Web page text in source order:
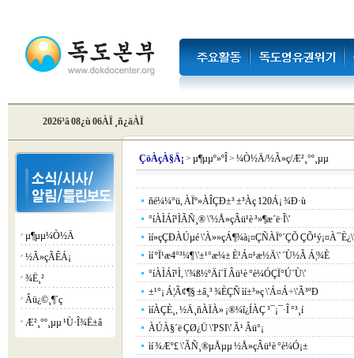
2026³â 08¿ù 06ÀÏ ¸ñ¿äÀÏ
¡á µ¶µµ¼Ò½Ä
¡á ½Ã»çÃÊÁ¡
¡á ¾Ë¸²
¡á Âü¿©¸¶´ç
¡á Æ²¸°º¸µµ ¹Ù·Î¾Ë±â
ÇöÀçÀ§Ä¡ > µ¶µµº»ºÎ> ¼Ò½Ä/½Ã»ç/Æ²¸°º¸µµ
ñé¼¼°ü, ÀÏº»ÀÎÇÐ±³ ±³Àç 120Á¡ ¾Ð·ù
°íÀÌÁî¹ÌÃÑ¸® \'½Å»çÂü¹è ³»¶æ´ë·Î\'
ìí»çÇÐÀÚµé \'À»»çÁ¶¾à¡¤ÇÑÀÏº´ÇÕ ÇÕ¹ý¡¤À¯È¿\'
ìí ºÏ¹æ4°³¼¶ \'±¹°æ¼± È¹Á¤¹æ½Ä\' ´Ù½Ã Á¦¾È
°íÀÌÁî¹Ì, \'¾ß½ºÄí´Ï Âü¹è °è¼ÓÇÏ°Ú´Ù\'
±¹°¡ Á¦Ã¢¶§ ±â¸³ ¾ÈÇÑ ìí±³»ç \'Á¤Á÷\'Ã³ºÐ
ìíÀÇÈ¸, ½Ä¸ñÀÏÀ» ¡®¼î¿ÍÀÇ ³¯¡¯·Î °³¸í
ÀÚÀ§´ë ÇØ¿Ü \'PSI\' Ã¹ Âü°¡
ìí ¾Æº£ \'ÃÑ¸®µÅµµ ½Å»çÂü¹è °è¼Ó¡±